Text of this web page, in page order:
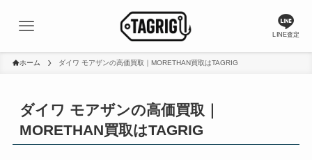
LINE査定
ホーム ダイワ モアザンの高価買取｜MORETHAN買取はTAGRIG
ダイワ モアザンの高価買取｜
MORETHAN買取はTAGRIG